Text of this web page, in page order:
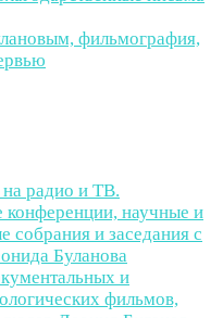
фильмография,
радио и ТВ.
научные и
собрания и заседания с
Буланова
и
фильмов,